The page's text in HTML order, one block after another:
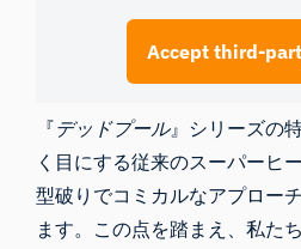
Accept third-
『デッドプール』シリーズの
く目にする従来のスーパーヒ
型破りでコミカルなアプロー
ます。この点を踏まえ、私た